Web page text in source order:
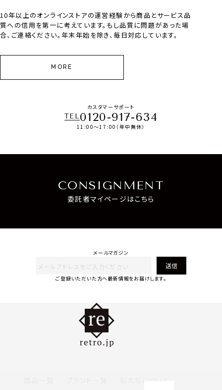
10年以上のオンラインストアの運営経験から商品とサービス品
質への信用を第一に考えています。もし品質に問題があった場
合、ご連絡ください。年末年始を除き、毎日対応しています。
MORE
カスタマーサポート
TEL0120-917-634
11:00～17:00（年中無休）
CONSIGNMENT
委託者マイページはこちら
メールマガジン
送信
ご登録いただいた方へ最新情報をお届けします。